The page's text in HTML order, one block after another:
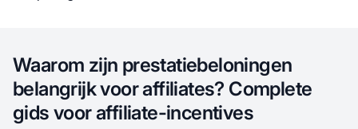
Waarom zijn prestatiebeloningen
belangrijk voor affiliates? Complete
gids voor affiliate-incentives